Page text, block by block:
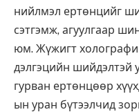
нийлмэл ертөнцийг
сэтгэмж, агуулгаар
юм. Жүжигт
дэлгэцийн шийдэлтэй
гурван ертөнцөөр
ын уран бүтээлчид